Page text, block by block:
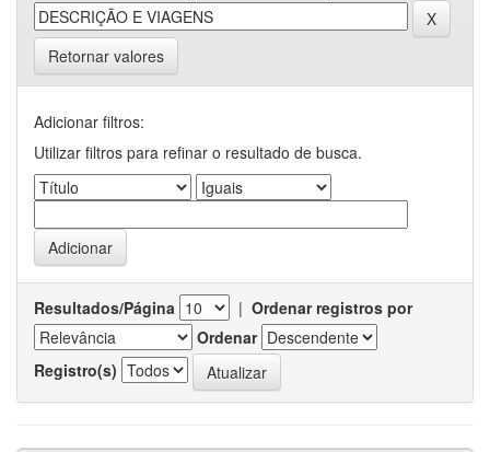
Retornar valores
Adicionar filtros:
Utilizar filtros para refinar o resultado de busca.
Resultados/Página | Ordenar registros por
Ordenar
Registro(s)